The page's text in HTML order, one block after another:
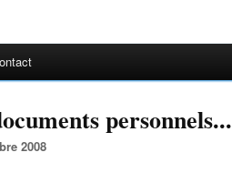
personnels...
2008